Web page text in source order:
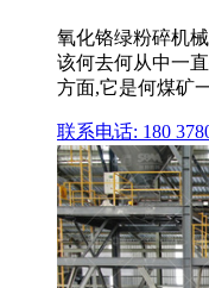
氧化铬绿粉碎机
该何去何从中一
方面,它是何煤矿
联系电话: 180